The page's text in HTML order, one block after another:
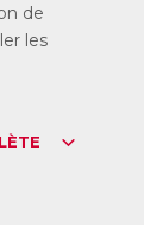
elles sont
la
de
les